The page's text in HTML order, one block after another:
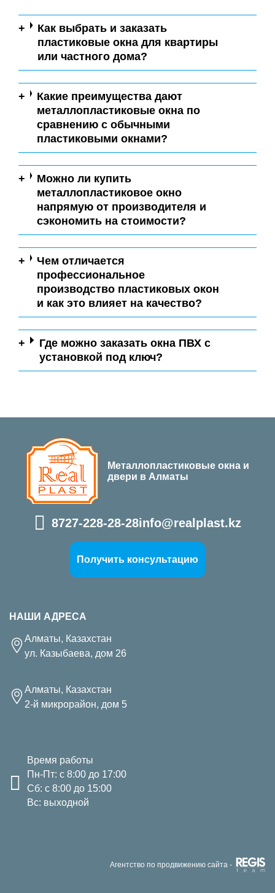
Как выбрать и заказать
пластиковые окна для квартиры
или частного дома?
Какие преимущества дают
металлопластиковые окна по
сравнению с обычными
пластиковыми окнами?
Можно ли купить
металлопластиковое окно
напрямую от производителя и
сэкономить на стоимости?
Чем отличается
профессиональное
производство пластиковых окон
и как это влияет на качество?
Где можно заказать окна ПВХ с
установкой под ключ?
Металлопластиковые окна и
двери в Алматы
8727-228-28-28info@realplast.kz
Получить консультацию
НАШИ АДРЕСА
Алматы, Казахстан
ул. Казыбаева, дом 26
Алматы, Казахстан
2-й микрорайон, дом 5
Время работы
Пн-Пт: с 8:00 до 17:00
Сб: с 8:00 до 15:00
Вс: выходной
Агентство по продвижению сайта -